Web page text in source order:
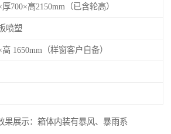
厚700×高2150mm（已含轮高）
喷塑
高 1650mm（样窗客户自备）
果展示：箱体内装有暴风、暴雨系